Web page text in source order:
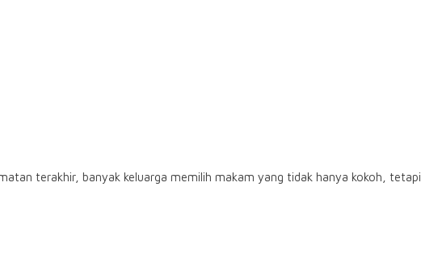
terakhir, banyak keluarga memilih makam yang tidak hanya kokoh, tetapi